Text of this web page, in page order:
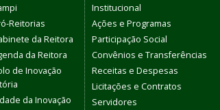
Reitorias
da Reitora
da Reitora
de Inovação
da Inovação
Institucional
Ações e Programas
Participação Social
Convênios e Transferências
Receitas e Despesas
Licitações e Contratos
Servidores